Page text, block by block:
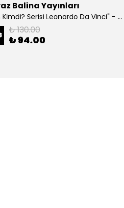
Balina Yayınları
"Kim Kimdi? Serisi Leonardo Da Vinci" - Roberta Edwards
₺ 130.00
₺ 94.00